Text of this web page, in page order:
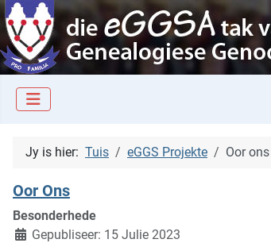
Jy is hier: Tuis eGGS Projekte Oor ons
Oor Ons
Besonderhede
Gepubliseer: 15 Julie 2023